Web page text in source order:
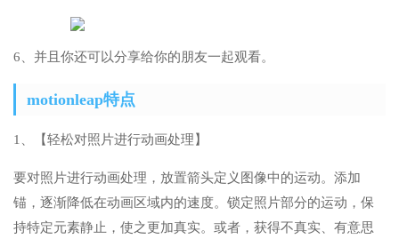
6、并且你还可以分享给你的朋友一起观看。
motionleap特点
1、【轻松对照片进行动画处理】
要对照片进行动画处理，放置箭头定义图像中的运动。添加
锚，逐渐降低在动画区域内的速度。锁定照片部分的运动，保
持特定元素静止，使之更加真实。或者，获得不真实、有意思